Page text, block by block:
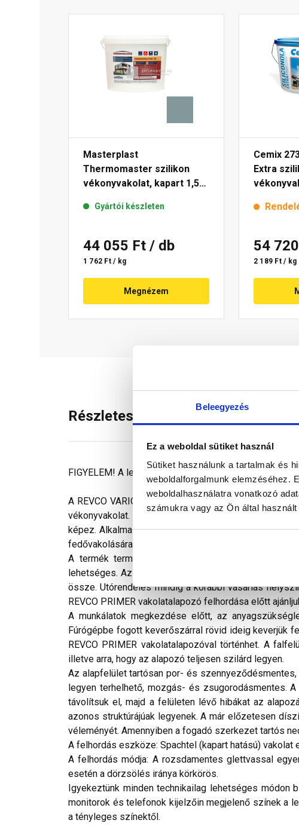
Beleegyezés
Ez a weboldal sütiket használ
Sütiket használunk a tartalmak és
weboldalforgalmunk elemzéséhez.
weboldalhasználatra vonatkozó
számukra vagy az Ön által
Masterplast
Thermomaster szilikon
vékonyvakolat, kapart 1,5
Gyártói készleten
44 055 Ft / db
1 762 Ft / kg
Megnézem
Cemix
Extra
54
2 189 Ft / kg
Részletes leírás
FIGYELEM! A leírás végén fontos információkat talál
A REVCO VARIO+ gyárilag előkevert, kimagaslóan
vékonyvakolat. Tulajdonságjavító adalékokat
képez. Alkalmas régi és új épületek külső, illetve
fedővakolására.
A termék természetes eredetű ásványi anyagokat
lehetséges. Az épület egyes oldalain azonos
össze. Utórendelés mindig a korábbi vásárlás
REVCO PRIMER vakolatalapozó felhordása előtt
A munkálatok megkezdése előtt, az
Fúrógépbe fogott keverőszárral rövid ideig keverjük
REVCO PRIMER vakolatalapozóval történhet. A
illetve arra, hogy az alapozó teljesen szilárd legyen.
Az alapfelület tartósan por- és
legyen terhelhető, mozgás- és zsugorodásmentes.
távolítsuk el, majd a felületen lévő hibákat az
azonos struktúrájúak legyenek. A már előzetesen
véleményét. Amennyiben a fogadó szerkezet tartós
A felhordás eszköze: Spachtel (kapart hatású)
A felhordás módja: A rozsdamentes glettvassal
esetén a dörzsölés iránya körkörös.
Igyekeztünk minden technikailag lehetséges
monitorok és telefonok kijelzőin megjelenő színek a
a tényleges színektől.